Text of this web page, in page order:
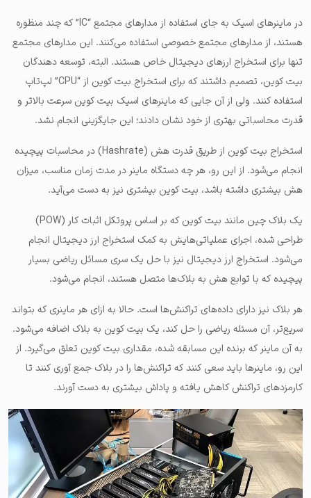
در ماینرهای اسیک به جای استفاده از مدارهای مجتمع “IC” که چند منظوره
هستند، از مدارهای مجتمع خصوصی استفاده می‌کنند. این مدارهای مجتمع
تنها برای استخراج ارزهای دیجیتال خاص هستند. البته، توسعه دهندگان
بیت کوین، تصمیم داشتند که برای استخراج بیت کوین از “CPU” لپ‌تاپ
استفاده کنند. ولی از آن جایی که ماینرهای اسیک بیت کوین سرعت بالاتر و
قدرت محاسباتی بهتری از خود نشان دادند؛ این جایگزینی انجام نشد.
استخراج بیت کوین از طریق قدرت هش (Hashrate) در محاسبات پیچیده
انجام می‌شود. از این رو، هر چه دستگاه ماینر در مدت زمان مناسب، میزان
هش بیشتری داشته باشد، بیت کوین بیشتری نیز به دست می‌آید.
یک بلاک چین مانند بیت کوین که بر اساس پروتکل اثبات کار (POW)
طراحی شده، اجرای عملیاتی‌هایش به کمک استخراج ارز دیجیتال انجام
می‌شود. استخراج ارز دیجیتال نیز با حل یک سری مسائل ریاضی بسیار
پیچیده که با توابع هش به بلاک‌ها متصل هستند، انجام می‌شود.
هر بلاک نیز دارای داده‌های تراکنش‌ها است. حالا به ازای هر ماینری که بتواند
سریع‌تر، آن مسئله ریاضی را حل کند، یک بیت کوین به بلاک اضافه می‌شود.
به آن ماینر که برنده این مسابقه شده، مقداری بیت کوین تعلق می‌گیرد. از
این رو، ماینرها باید سعی کنند که تراکنش‌ها را در بلاک جمع آوری کنند تا
کارمزدهای تراکنش کاهش یافته و پاداش بیشتری به دست آورند.